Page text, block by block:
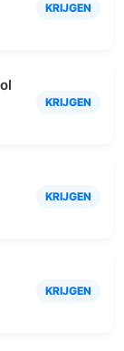
KRIJGEN
KRIJGEN
KRIJGEN
KRIJGEN